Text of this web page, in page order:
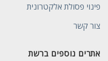
פינוי פסולת אלקטרונית
צור קשר
אתרים נוספים ברשת